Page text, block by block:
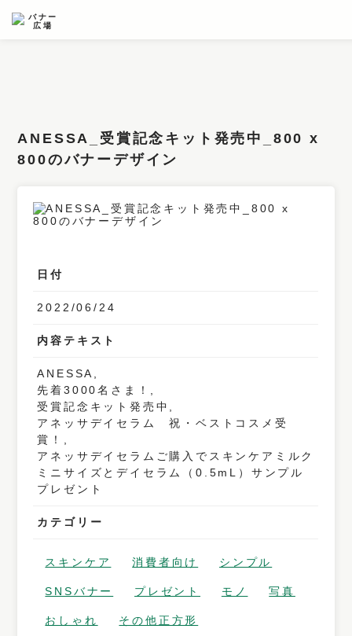
フィルター
カラー
デザイン
タイプ
要素
ANESSA_受賞記念キット発売中_800 x
800のバナーデザイン
日付
2022/06/24
内容テキスト
ANESSA,
先着3000名さま！,
受賞記念キット発売中,
アネッサデイセラム 祝・ベストコスメ受
賞！,
アネッサデイセラムご購入でスキンケアミルク
ミニサイズとデイセラム（0.5mL）サンプル
プレゼント
カテゴリー
スキンケア 消費者向け シンプル
SNSバナー プレゼント モノ 写真
おしゃれ その他正方形